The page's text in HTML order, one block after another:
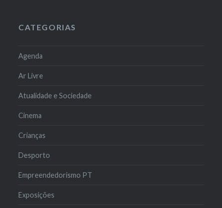
CATEGORIAS
Agenda
Ar Livre
Atualidade e Sociedade
Cinema
Crianças
Desporto
Empreendedorismo PT
Exposições